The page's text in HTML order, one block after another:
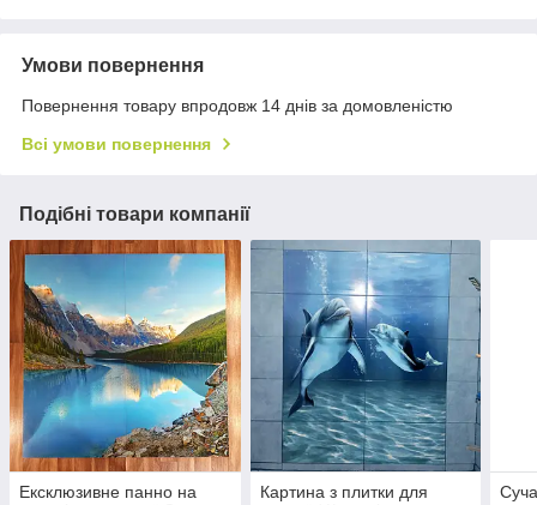
Умови повернення
Повернення товару впродовж 14 днів за домовленістю
Всі умови повернення
Подібні товари компанії
Ексклюзивне панно на
Картина з плитки для